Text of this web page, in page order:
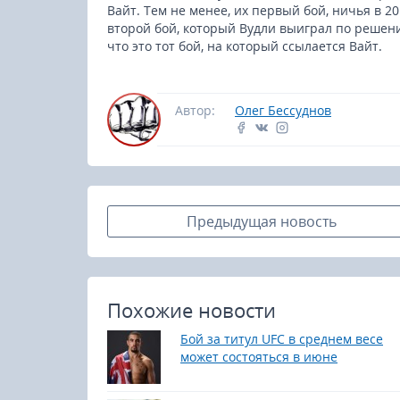
Вайт. Тем не менее, их первый бой, ничья в
второй бой, который Вудли выиграл по
что это тот бой, на который ссылается Вайт.
Автор: Олег Бессуднов
Предыдущая новость
Похожие новости
Бой за титул UFC в среднем весе
может состояться в июне